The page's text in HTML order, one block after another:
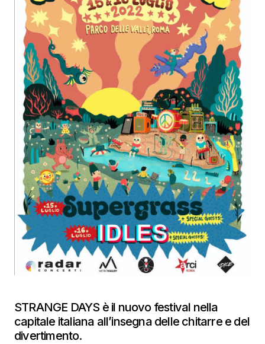
STRANGE DAYS è il nuovo festival nella
capitale italiana all’insegna delle chitarre e del
divertimento.